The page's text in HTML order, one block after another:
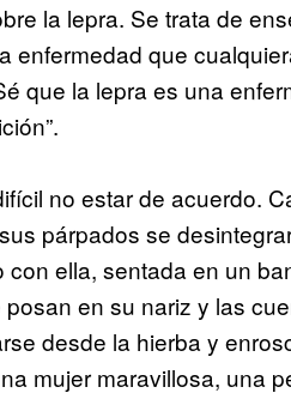
la lepra. Se trata de
enfermedad que
que la lepra es una
no estar de acuerdo.
párpados se
con ella, sentada en un
en su nariz y las
desde la hierba y
mujer maravillosa, una